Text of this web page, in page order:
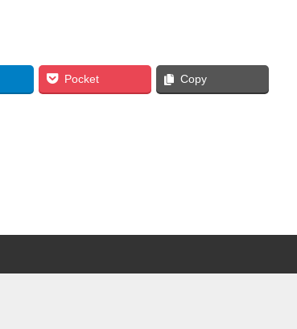
Pocket Copy